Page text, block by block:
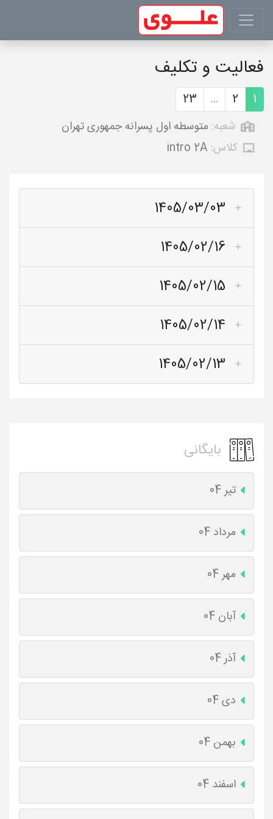
فعالیت و تکلیف
1
2
...
23
شعبه: متوسطه اول پسرانه جمهوری تهران
کلاس: intro 2A
1405/03/03
1405/02/16
1405/02/15
1405/02/14
1405/02/13
بایگانی
تیر 04
مرداد 04
مهر 04
آبان 04
آذر 04
دی 04
بهمن 04
اسفند 04